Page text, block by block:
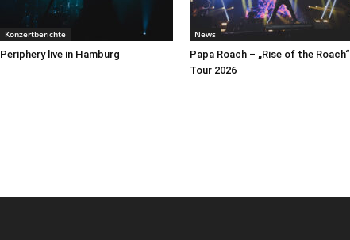
Konzertberichte
Periphery live in Hamburg
News
Papa Roach – „Rise of the Roach“
Tour 2026